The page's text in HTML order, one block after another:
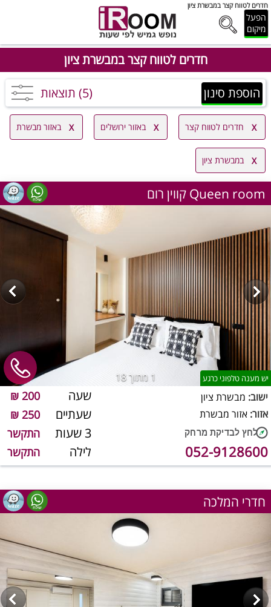
חדרים לטווח קצר במבשרת ציון
הפעל
מיקום
חדרים לטווח קצר במבשרת ציון
הוספת סינון (5) תוצאות
חדרים לטווח קצר באזור ירושלים באזור מבשרת
במבשרת ציון
קווין רום Queen room
1 מתוך 18 יש מענה טלפוני כרגע
שעה 200 ₪
שעתיים 250 ₪
3 שעות התקשר
לילה התקשר
ישוב: מבשרת ציון
אזור: אזור מבשרת
052-9128600
חדרי המלכה